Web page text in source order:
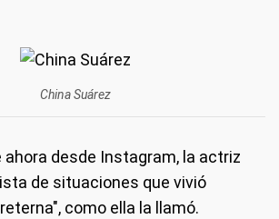
China Suárez
ahora desde Instagram, la actriz
de situaciones que vivió
como ella la llamó.